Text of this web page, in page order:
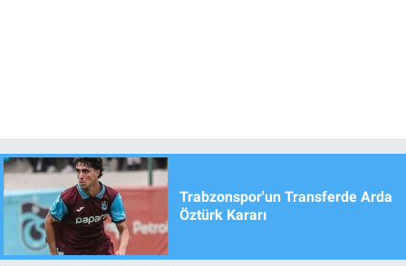
Trabzonspor'un Transferde Arda
Öztürk Kararı